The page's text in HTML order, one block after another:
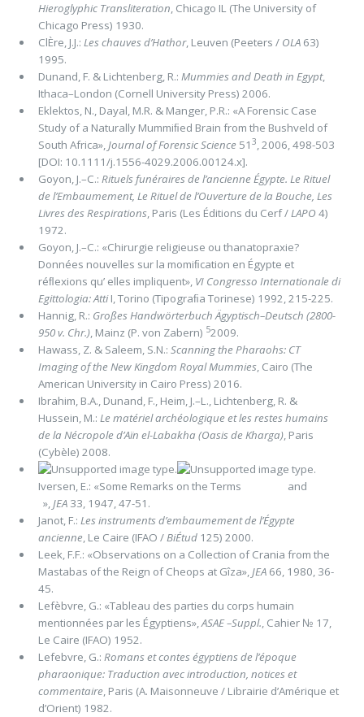
Hieroglyphic Transliteration, Chicago IL (The University of
Chicago Press) 1930.
ClÈre, J.J.: Les chauves d’Hathor, Leuven (Peeters / OLA63)
1995.
Dunand, F. & Lichtenberg, R.: Mummies and Death in Egypt,
Ithaca–London (Cornell University Press) 2006.
Eklektos, N., Dayal, M.R. & Manger, P.R.: «A Forensic Case
Study of a Naturally Mummiﬁed Brain from the Bushveld of
South Africa»,Journal ofForensic Science 51 3, 2006, 498-503
[DOI: 10.1111/j.1556-4029.2006.00124.x].
Goyon, J.–C.: Rituels funéraires de l’ancienne Égypte. Le Rituel
de l’Embaumement, Le Rituel de l’Ouverture de la Bouche, Les
Livres des Respirations, Paris (Les Éditions du Cerf /LAPO 4)
1972.
Goyon, J.–C.: «Chirurgie religieuse ou thanatopraxie?
Données nouvelles sur la momiﬁcation en Égypte et
réﬂexions qu’ elles impliquent»,VI Congresso Internationale di
Egittologia: AttiI, Torino (Tipograﬁa Torinese) 1992, 215-225.
Hannig, R.: Großes Handwörterbuch Ägyptisch–Deutsch (2800-
950 v. Chr.), Mainz (P. von Zabern) 52009.
Hawass, Z. & Saleem, S.N.: Scanning the Pharaohs: CT
Imaging of the New Kingdom Royal Mummies, Cairo (The
American University in Cairo Press) 2016.
Ibrahim, B.A., Dunand, F., Heim, J.–L., Lichtenberg, R. &
Hussein, M.: Le matériel archéologique et les restes humains
de la Nécropole d’Aïn el-Labakha (Oasis de Kharga), Paris
(Cybèle) 2008.
Iversen, E.: «Some Remarks on the Terms and
»,JEA33, 1947, 47-51.
Janot, F.: Les instruments d’embaumement de l’Égypte
ancienne, Le Caire (IFAO /BiÉtud125) 2000.
Leek, F.F.: «Observations on a Collection of Crania from the
Mastabas of the Reign of Cheops at Gîza»,JEA66, 1980, 36-
45.
Lefèbvre, G.: «Tableau des parties du corps humain
mentionnées par les Égyptiens»,ASAE –Suppl., Cahier № 17,
Le Caire (IFAO) 1952.
Lefebvre, G.: Romans et contes égyptiens de l’époque
pharaonique: Traduction avec introduction, notices et
commentaire, Paris (A. Maisonneuve / Librairie d’Amérique et
d’Orient) 1982.